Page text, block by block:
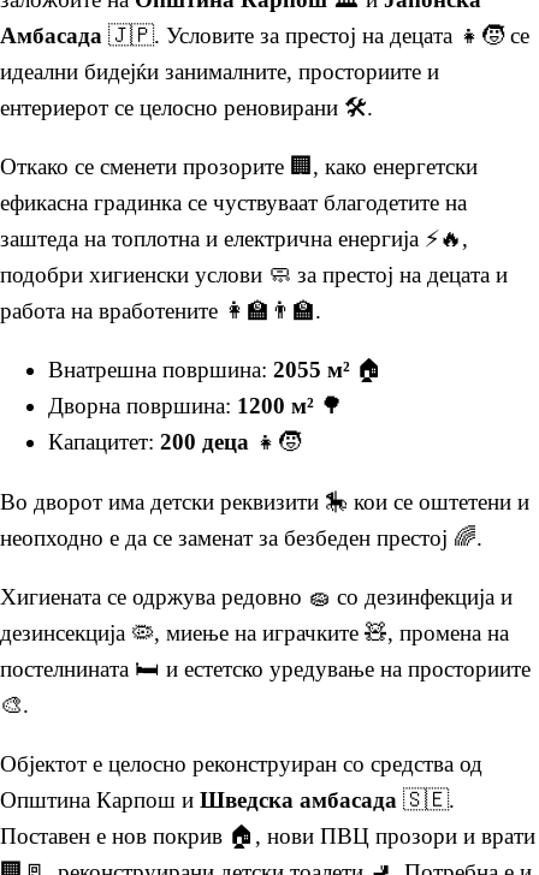
Амбасада 🇯🇵. Условите за престој на децата 👧🧒 се
идеални бидејќи занималните, просториите и
ентериерот се целосно реновирани 🛠️.
Откако се сменети прозорите 🏢, како енергетски
ефикасна градинка се чуствуваат благодетите на
заштеда на топлотна и електрична енергија ⚡🔥,
подобри хигиенски услови 🧼 за престој на децата и
работа на вработените 👩‍🏫👨‍🏫.
Внатрешна површина: 2055 м² 🏠
Дворна површина: 1200 м² 🌳
Капацитет: 200 деца 👧🧒
Во дворот има детски реквизити 🎠 кои се оштетени и
неопходно е да се заменат за безбеден престој 🌈.
Хигиената се одржува редовно 🧽 со дезинфекција и
дезинсекција 🦠, миење на играчките 🧸, промена на
постелнината 🛏️ и естетско уредување на просториите
🎨.
Објектот е целосно реконструиран со средства од
Општина Карпош и Шведска амбасада 🇸🇪.
Поставен е нов покрив 🏠, нови ПВЦ прозори и врати